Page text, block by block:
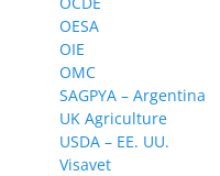
OESA
OIE
OMC
SAGPYA – Argentina
UK Agriculture
USDA – EE. UU.
Visavet